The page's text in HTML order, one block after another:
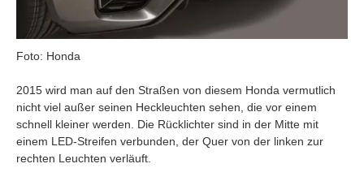
Foto: Honda
2015 wird man auf den Straßen von diesem Honda vermutlich
nicht viel außer seinen Heckleuchten sehen, die vor einem
schnell kleiner werden. Die Rücklichter sind in der Mitte mit
einem LED-Streifen verbunden, der Quer von der linken zur
rechten Leuchten verläuft.